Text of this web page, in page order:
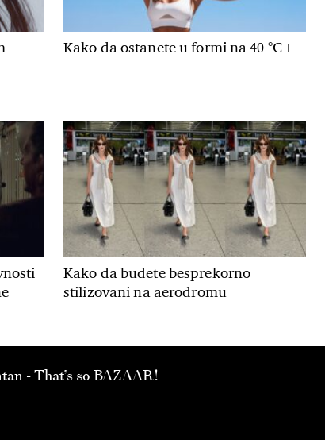
Kako da ostanete u formi na 40 °C+
Kako da budete besprekorno
stilizovani na aerodromu
- That’s so BAZAAR!